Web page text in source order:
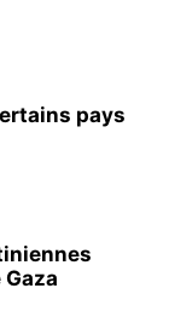
pays